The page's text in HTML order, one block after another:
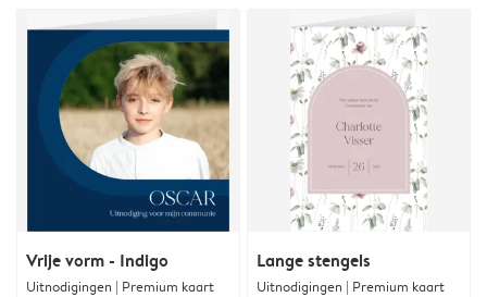
Vrije vorm - Indigo
Uitnodigingen | Premium kaart
Lange stengels
Uitnodigingen | Premium kaart